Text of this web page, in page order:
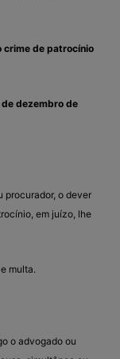
crime de patrocínio
dezembro de
procurador, o dever
em juízo, lhe
multa.
o advogado ou